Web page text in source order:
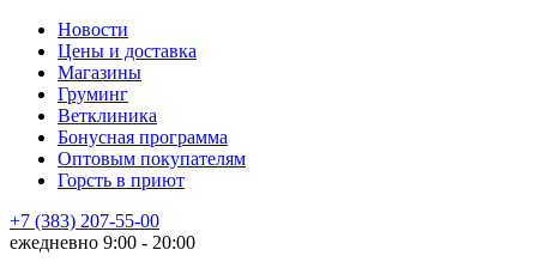
Новости
Цены и доставка
Магазины
Груминг
Ветклиника
Бонусная программа
Оптовым покупателям
Горсть в приют
+7 (383) 207-55-00
ежедневно 9:00 - 20:00